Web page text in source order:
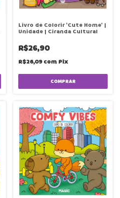
Livro de Colorir 'Cute Home' |
Unidade | Ciranda Cultural
R$26,90
R$26,09com Pix